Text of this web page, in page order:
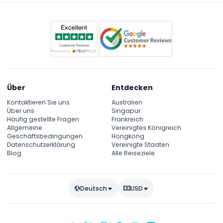
Zeitpunkt der Buchung).
Über
Kontaktieren Sie uns
Über uns
Häufig gestellte Fragen
Allgemeine
Geschäftsbedingungen
Datenschutzerklärung
Blog
Entdecken
Australien
Singapur
Frankreich
Vereinigtes Königreich
Hongkong
Vereinigte Staaten
Alle Reiseziele
Deutsch USD